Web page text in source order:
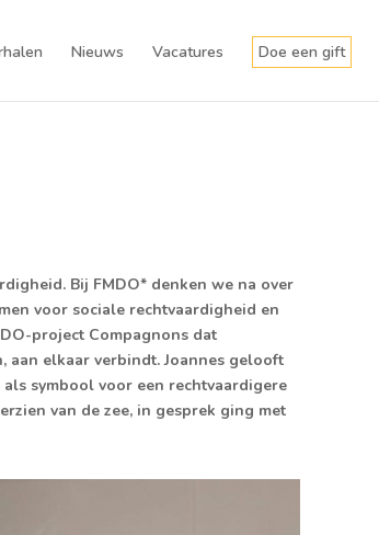
Nieuws Vacatures Doe een gift
Bij FMDO* denken we na over
voor sociale rechtvaardigheid en
project Compagnons dat
aan elkaar verbindt. Joannes gelooft
symbool voor een rechtvaardigere
van de zee, in gesprek ging met